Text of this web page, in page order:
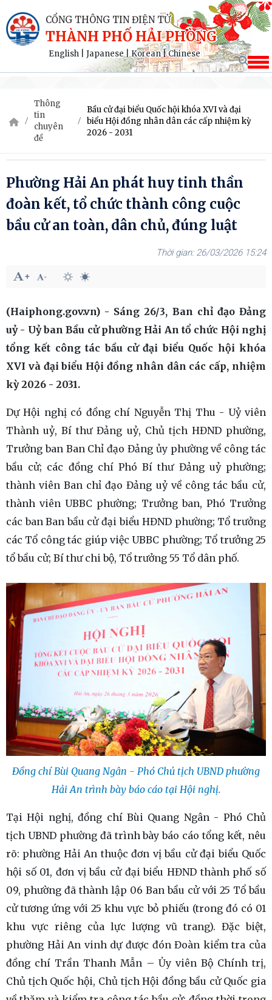
CỔNG THÔNG TIN ĐIỆN TỬ
THÀNH PHỐ HẢI PHÒNG
English Japanese|Korean|Chinese
Thông
tin
chuyên
đề
Bầu cử đại biểu Quốc hội khóa XVI và đại
biểu Hội đồng nhân dân các cấp nhiệm kỳ
2026 - 2031
Phường Hải An phát huy tinh thần
đoàn kết, tổ chức thành công cuộc
bầu cử an toàn, dân chủ, đúng luật
26/03/2026 15:24
(Haiphong.gov.vn) - Sáng 26/3, Ban chỉ đạo Đảng
uỷ - Uỷ ban Bầu cử phường Hải An tổ chức Hội nghị
tổng kết công tác bầu cử đại biểu Quốc hội khóa
XVI và đại biểu Hội đồng nhân dân các cấp, nhiệm
kỳ 2026 - 2031.
Dự Hội nghị có đồng chí Nguyễn Thị Thu - Uỷ viên
Thành uỷ, Bí thư Đảng uỷ, Chủ tịch HĐND phường,
Trưởng ban Ban Chỉ đạo Đảng ủy phường về công tác
bầu cử; các đồng chí Phó Bí thư Đảng uỷ phường;
thành viên Ban chỉ đạo Đảng uỷ về công tác bầu cử,
thành viên UBBC phường; Trưởng ban, Phó Trưởng
các ban Ban bầu cử đại biểu HĐND phường; Tổ trưởng
các Tổ công tác giúp việc UBBC phường; Tổ trưởng 25
tổ bầu cử; Bí thư chi bộ, Tổ trưởng 55 Tổ dân phố.
Đồng chí Bùi Quang Ngân - Phó Chủ tịch UBND phường
Hải An trình bày báo cáo tại Hội nghị.
Tại Hội nghị, đồng chí Bùi Quang Ngân - Phó Chủ
tịch UBND phường đã trình bày báo cáo tổng kết, nêu
rõ: phường Hải An thuộc đơn vị bầu cử đại biểu Quốc
hội số 01, đơn vị bầu cử đại biểu HĐND thành phố số
09, phường đã thành lập 06 Ban bầu cử với 25 Tổ bầu
cử tương ứng với 25 khu vực bỏ phiếu (trong đó có 01
khu vực riêng của lực lượng vũ trang). Đặc biệt,
phường Hải An vinh dự được đón Đoàn kiểm tra của
đồng chí Trần Thanh Mẫn – Ủy viên Bộ Chính trị,
Chủ tịch Quốc hội, Chủ tịch Hội đồng bầu cử Quốc gia